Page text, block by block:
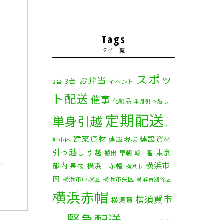
Tags
タグ一覧
2台 3台 お弁当 イベント スポッ
ト配送 催事 化粧品 単身引っ越し
単身引越 定期配送 川
崎市内 建築資材 建設現場 建設資材
引っ越し 引越 搬出 早朝 朝一番 東京
都内 果物 横浜 赤帽 横浜市 横浜市
内 横浜市戸塚区 横浜市栄区 横浜市瀬谷区
横浜赤帽 横須賀 横須賀市